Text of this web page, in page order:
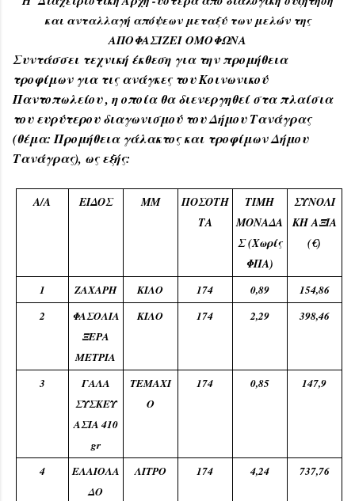
και ανταλλαγή απόψεων μεταξύ των μελών της
ΑΠΟΦΑΣΙΖΕΙ ΟΜΟΦΩΝΑ
Συντάσσει τεχνική έκθεση για την προμήθεια
τροφίμων για τις ανάγκες του Κοινωνικού
Παντοπωλείου , η οποία θα διενεργηθεί στα πλαίσια
του ευρύτερου διαγωνισμού του Δήμου Τανάγρας
(θέμα: Προμήθεια γάλακτος και τροφίμων Δήμου
Τανάγρας), ως εξής:
Α/Α ΕΙΔΟΣ ΜΜ
ΠΟΣΟΤΗ
ΤΑ
ΤΙΜΗ
ΜΟΝΑΔΑ
Σ (Χωρίς
ΦΠΑ)
ΣΥΝΟΛΙ
ΚΗ ΑΞΙΑ
(€)
1 ΖΑΧΑΡΗ ΚΙΛΟ 174 0,89
154,86
2
ΦΑΣΟΛΙΑ
ΞΕΡΑ
ΜΕΤΡΙΑ
ΚΙΛΟ 174 2,29 398,46
3
ΓΑΛΑ
ΣΥΣΚΕΥ
ΑΣΙΑ 410
gr
ΤΕΜΑΧΙ
Ο
174 0,85 147,9
4
ΕΛΑΙΟΛΑ
ΔΟ
ΛΙΤΡΟ 174 4,24 737,76